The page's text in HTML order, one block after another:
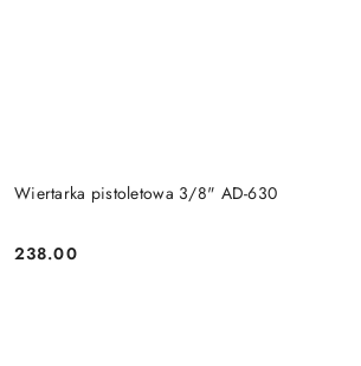
Wiertarka pistoletowa 3/8" AD-630
Cena:
238.00